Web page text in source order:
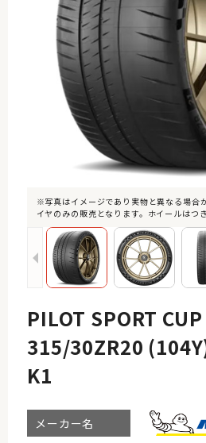
※写真はイメージであり実物と異なる場合
イヤのみの販売となります。ホイールはつ
PILOT SPORT
315/30ZR20
K1
メーカー名